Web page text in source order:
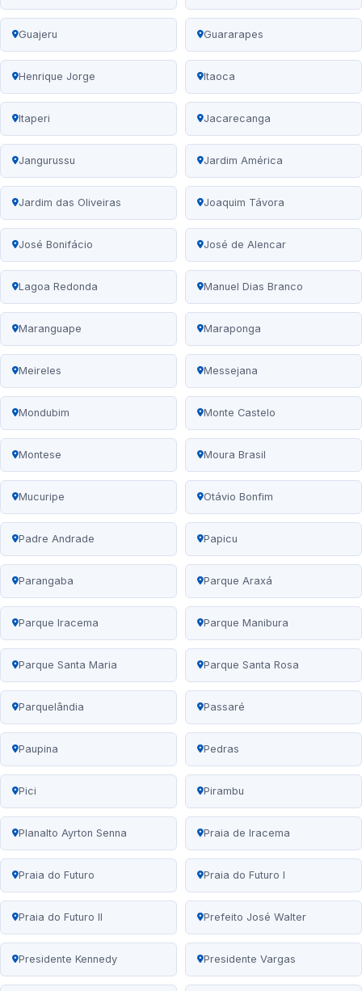
Guajeru Guararapes
Henrique Jorge Itaoca
Itaperi Jacarecanga
Jangurussu Jardim América
Jardim das Oliveiras Joaquim Távora
José Bonifácio José de Alencar
Lagoa Redonda Manuel Dias Branco
Maranguape Maraponga
Meireles Messejana
Mondubim Monte Castelo
Montese Moura Brasil
Mucuripe Otávio Bonfim
Padre Andrade Papicu
Parangaba Parque Araxá
Parque Iracema Parque Manibura
Parque Santa Maria Parque Santa Rosa
Parquelândia Passaré
Paupina Pedras
Pici Pirambu
Planalto Ayrton Senna Praia de Iracema
Praia do Futuro Praia do Futuro I
Praia do Futuro II Prefeito José Walter
Presidente Kennedy Presidente Vargas